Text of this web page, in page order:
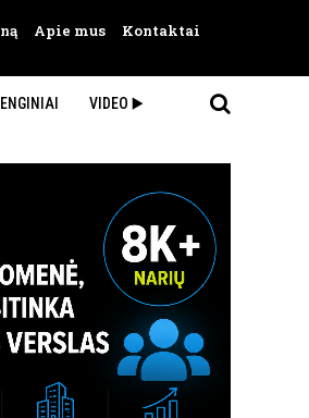
Apie mus Kontaktai
VIDEO ▶️